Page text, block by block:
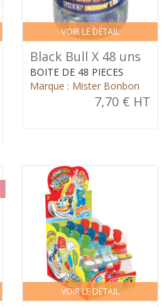
VOIR LE DÉTAIL
Black Bull X 48 uns
BOITE DE 48 PIECES
Marque : Mister Bonbon
7,70 € HT
VOIR LE DÉTAIL